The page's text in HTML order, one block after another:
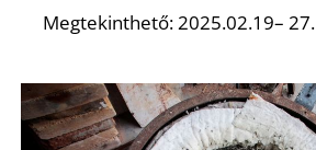
Megtekinthető: 2025.02.19– 27.